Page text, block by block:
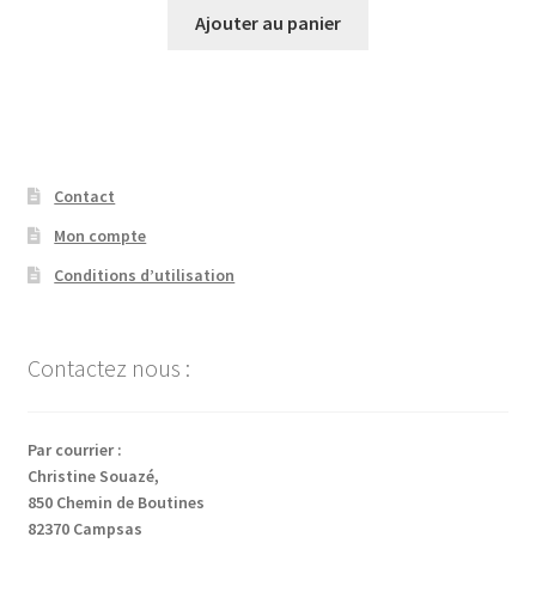
Ajouter au panier
Contact
Mon compte
Conditions d’utilisation
Contactez nous :
Par courrier :
Christine Souazé,
850 Chemin de Boutines
82370 Campsas